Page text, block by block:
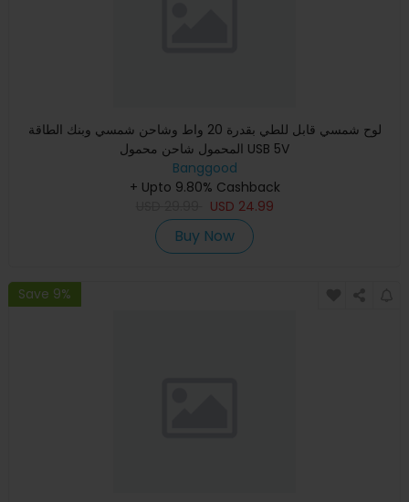
لوح شمسي قابل للطي بقدرة 20 واط وشاحن شمسي وبنك الطاقة
المحمول شاحن محمول USB 5V
Banggood
+ Upto 9.80% Cashback
USD 24.99
Buy Now
Save 9%